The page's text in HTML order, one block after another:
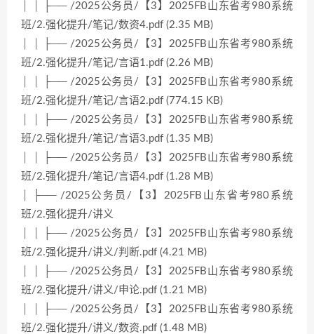
│ │ ├── /2025公务员/【3】2025FB山东省考980系统
班/2.强化提升/笔记/数资4.pdf (2.35 MB)
│ │ ├── /2025公务员/【3】2025FB山东省考980系统
班/2.强化提升/笔记/言语1.pdf (2.26 MB)
│ │ ├── /2025公务员/【3】2025FB山东省考980系统
班/2.强化提升/笔记/言语2.pdf (774.15 KB)
│ │ ├── /2025公务员/【3】2025FB山东省考980系统
班/2.强化提升/笔记/言语3.pdf (1.35 MB)
│ │ ├── /2025公务员/【3】2025FB山东省考980系统
班/2.强化提升/笔记/言语4.pdf (1.28 MB)
│ ├── /2025公务员/【3】2025FB山东省考980系统
班/2.强化提升/讲义
│ │ ├── /2025公务员/【3】2025FB山东省考980系统
班/2.强化提升/讲义/判断.pdf (4.21 MB)
│ │ ├── /2025公务员/【3】2025FB山东省考980系统
班/2.强化提升/讲义/申论.pdf (1.21 MB)
│ │ ├── /2025公务员/【3】2025FB山东省考980系统
班/2.强化提升/讲义/数资.pdf (1.48 MB)